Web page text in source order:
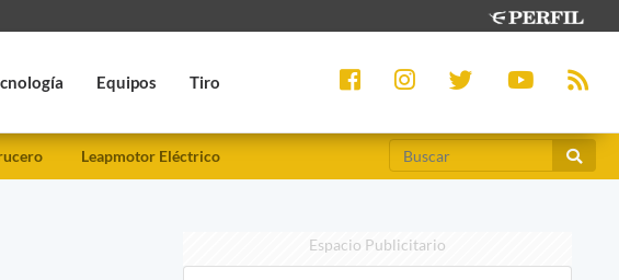
Equipos Tiro
Leapmotor Eléctrico
Espacio Publicitario